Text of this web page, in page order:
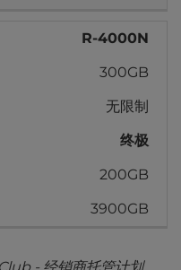
R-4000N
300GB
无限制
终极
200GB
3900GB